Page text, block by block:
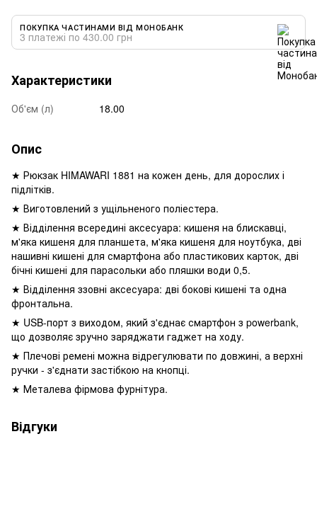
ПОКУПКА ЧАСТИНАМИ ВІД МОНОБАНК
3 платежі по 430.00 грн
Характеристики
Об'єм (л) 18.00
Опис
★ Рюкзак HIMAWARI 1881 на кожен день, для дорослих і
підлітків.
★ Виготовлений з ущільненого поліестера.
★ Відділення всередині аксесуара: кишеня на блискавці,
м'яка кишеня для планшета, м'яка кишеня для ноутбука, дві
нашивні кишені для смартфона або пластикових карток, дві
бічні кишені для парасольки або пляшки води 0,5.
★ Відділення ззовні аксесуара: дві бокові кишені та одна
фронтальна.
★ USB-порт з виходом, який з'єднає смартфон з powerbank,
що дозволяє зручно заряджати гаджет на ходу.
★ Плечові ремені можна відрегулювати по довжині, а верхні
ручки - з'єднати застібкою на кнопці.
★ Металева фірмова фурнітура.
Відгуки